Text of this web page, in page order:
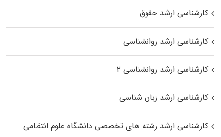
کارشناسی ارشد حقوق
کارشناسی ارشد روانشناسی
کارشناسی ارشد روانشناسی ۲
کارشناسی ارشد زبان شناسی
کارشناسی ارشد رﺷﺘﻪ ﻫﺎی تخصصی داﻧﺸﮕﺎه ﻋﻠﻮم انتظامی